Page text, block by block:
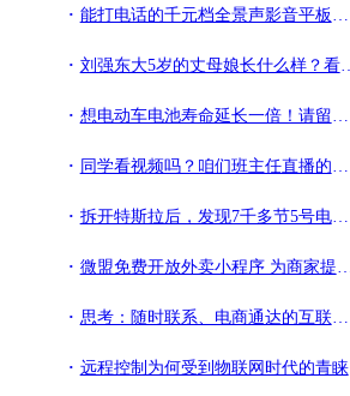
能打电话的千元档全景声影音平板，8英寸LTE版华为荣耀平板5
刘强东大5岁的丈母娘长什么样？看到照片后，网友称：十分惊艳
想电动车电池寿命延长一倍！请留意以下几点
同学看视频吗？咱们班主任直播的那种
拆开特斯拉后，发现7千多节5号电池，车主：怎么感觉被骗了？
微盟免费开放外卖小程序 为商家提供会员运营系统
思考：随时联系、电商通达的互联网时代，未来我们将如何过春节？
远程控制为何受到物联网时代的青睐